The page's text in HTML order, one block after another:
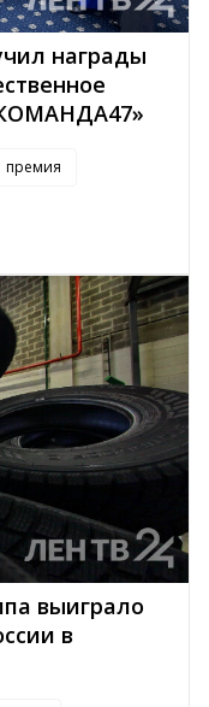
награды
премия
выиграло
в